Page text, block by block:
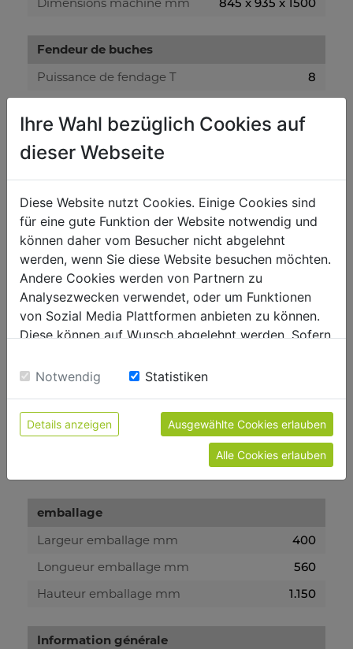
Dimensions machine mm 845 x 935 x 1500
Fendeur de buches
Puissance de fendage T
8
Diamétres des buches mm
80 - 300
Capacité de fendage mm
Capacité huile hydraulique L
4
Pression hydraulique MPa
21
Vitesse de fendage cm/s
Vitesse de recul cm/s
17,3
Niveau puissance sonore- vibreur
Niveau de pression acoustique en dB
77,8
Poids
Poids brut kg
115.90
108.80
emballage
Largeur emballage mm
400
Longueur emballage mm
560
Hauteur emballage mm
1.150
Information générale
Ihre Wahl bezüglich Cookies auf
dieser Webseite
Diese Website nutzt Cookies. Einige Cookies sind
für eine gute Funktion der Website notwendig und
können daher vom Besucher nicht abgelehnt
werden, wenn Sie diese Website besuchen möchten.
Andere Cookies werden von Partnern zu
Analysezwecken verwendet, oder um Funktionen
von Sozial Media Plattformen anbieten zu können.
Diese können auf Wunsch abgelehnt werden. Sofern
Einwilligung zu unseren Cookies.
Notwendig Statistiken
Details anzeigen Ausgewählte Cookies erlauben
Alle Cookies erlauben